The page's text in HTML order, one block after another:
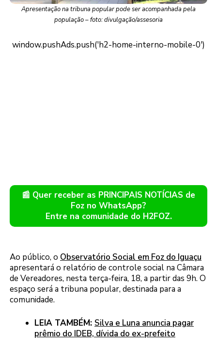
Apresentação na tribuna popular pode ser acompanhada pela
população – foto: divulgação/assesoria
📰 Quer receber as PRINCIPAIS NOTÍCIAS de
Foz no WhatsApp?
Entre na comunidade do H2FOZ.
Ao público, o Observatório Social em Foz do Iguaçu
apresentará o relatório de controle social na Câmara
de Vereadores, nesta terça-feira, 18, a partir das 9h. O
espaço será a tribuna popular, destinada para a
comunidade.
LEIA TAMBÉM: Silva e Luna anuncia pagar
prêmio do IDEB, dívida do ex-prefeito